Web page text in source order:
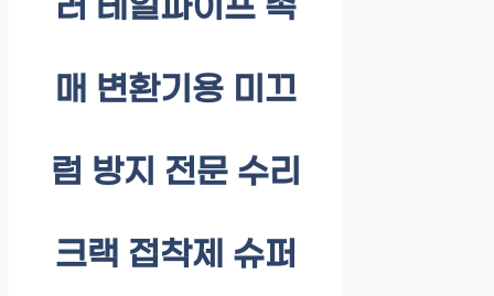
러 테일파이프 촉
매 변환기용 미끄
럼 방지 전문 수리
크랙 접착제 슈퍼